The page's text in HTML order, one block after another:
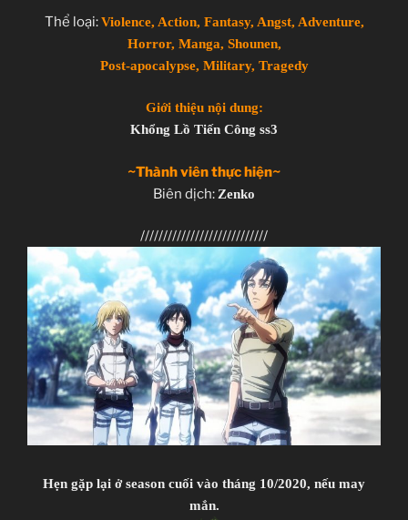
Thể loại: Violence, Action, Fantasy, Angst, Adventure,
Horror, Manga, Shounen,
Post-apocalypse, Military, Tragedy
Giới thiệu nội dung:
Khổng Lồ Tiến Công ss3
~Thành viên thực hiện~
Biên dịch: Zenko
////////////////////////////
Hẹn gặp lại ở season cuối vào tháng 10/2020, nếu may
mắn.